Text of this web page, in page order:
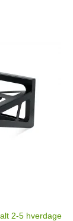
2-5 hverdage